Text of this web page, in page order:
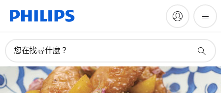
您在找尋什麼？